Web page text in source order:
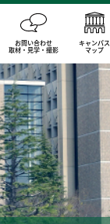
お問い合わせ
取材・見学・撮影
キャンパス
マップ